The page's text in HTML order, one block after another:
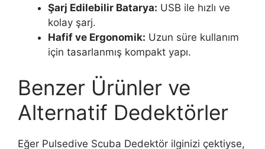
Şarj Edilebilir Batarya: USB ile hızlı ve
kolay şarj.
Hafif ve Ergonomik: Uzun süre kullanım
için tasarlanmış kompakt yapı.
Benzer Ürünler ve
Alternatif Dedektörler
Eğer Pulsedive Scuba Dedektör ilginizi çektiyse,